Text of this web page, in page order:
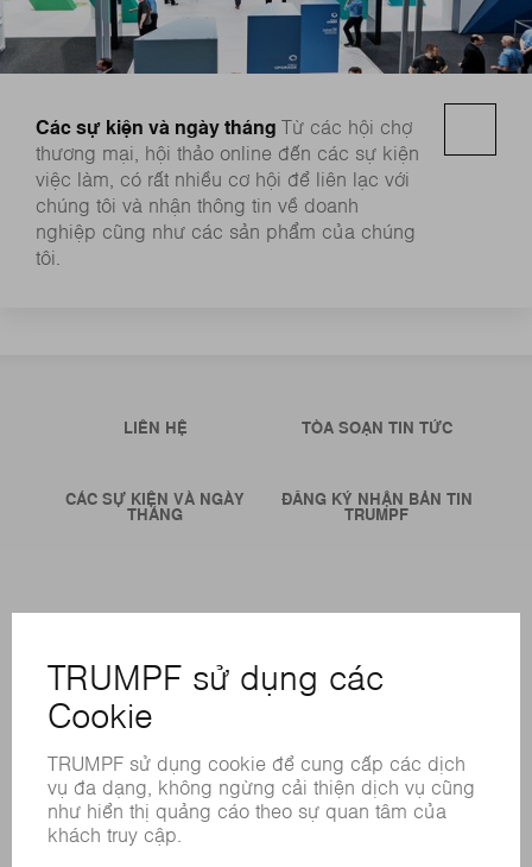
Các sự kiện và ngày tháng Từ các hội chợ
thương mại, hội thảo online đến các sự kiện
việc làm, có rất nhiều cơ hội để liên lạc với
chúng tôi và nhận thông tin về doanh
nghiệp cũng như các sản phẩm của chúng
tôi.
LIÊN HỆ TÒA SOẠN TIN TỨC
CÁC SỰ KIỆN VÀ NGÀY
THÁNG
ĐĂNG KÝ NHẬN BẢN TIN
TRUMPF
LIÊN HỆ
ĐỊA ĐIỂM
CÁC SỰ KIỆN VÀ NGÀY THÁNG
BẢNG DỮ LIỆU AN TOÀN HÓA CHẤT
SẢN PHẨM
CÁC HỆ THỐNG &MÁY MÓC
CÔNG NGHỆ LASER